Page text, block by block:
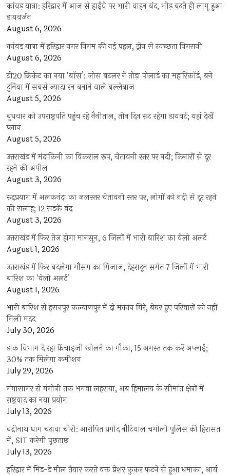
कांवड़ यात्रा: हरिद्वार में आज से हाईवे पर भारी वाहन बंद, भीड़ बढ़ते ही लागू हुआ
डायवर्जन
August 6, 2026
कांवड़ यात्रा में हरिद्वार नगर निगम की नई पहल, ड्रोन से स्वच्छता निगरानी
August 6, 2026
टी20 क्रिकेट का नया ‘बॉस’: जोस बटलर ने तोड़ा पोलार्ड का महारिकॉर्ड, बने
दुनिया में सबसे ज्यादा रन बनाने वाले बल्लेबाज
August 5, 2026
बुधवार को उपराष्ट्रपति पहुंच रहे नैनीताल, तीन दिन रूट रहेगा डायवर्ट; यहां देखें
प्‍लान
August 5, 2026
उत्तराखंड में मंदाकिनी का विकराल रूप, चेतावनी स्तर पर नदी; किनारों से दूर
रहने की अपील
August 3, 2026
रुद्रप्रयाग में अलकनंदा का जलस्तर चेतावनी स्तर पर, लोगों को नदी से दूर रहने
की सलाह; 12 सड़कें बंद
August 3, 2026
उत्तराखंड में फिर तेज होगा मानसून, 6 जिलों में भारी बारिश का येलो अलर्ट
August 1, 2026
उत्तराखंड में फिर बदलेगा मौसम का मिजाज, देहरादून समेत 7 जिलों में भारी
बारिश का ‘येलो अलर्ट’
August 1, 2026
भारी बारिश से हसनपुर कल्याणपुर में दो मकान गिरे, बेघर हुए परिवारों को नहीं
मिली मदद
July 30, 2026
डाक विभाग दे रहा फ्रेंचाइजी खोलने का मौका, 15 अगस्त तक करें अप्लाई;
30% तक मिलेगा कमीशन
July 29, 2026
गंगासागर से गंगोत्री तक भगवा लहराया, अब हिमालय के सीमांत क्षेत्रों में
राष्ट्रवाद का नया प्रयोग
July 13, 2026
बद्रीनाथ धाम चढ़ावा चोरी: आरोपित प्रमोद नौटियाल चमोली पुलिस की हिरासत
में, SIT करेगी पूछताछ
July 13, 2026
हरिद्वार में मिड-डे मील तैयार करते वक्त प्रेशर कुकर फटने से हुआ धमाका, आर्य